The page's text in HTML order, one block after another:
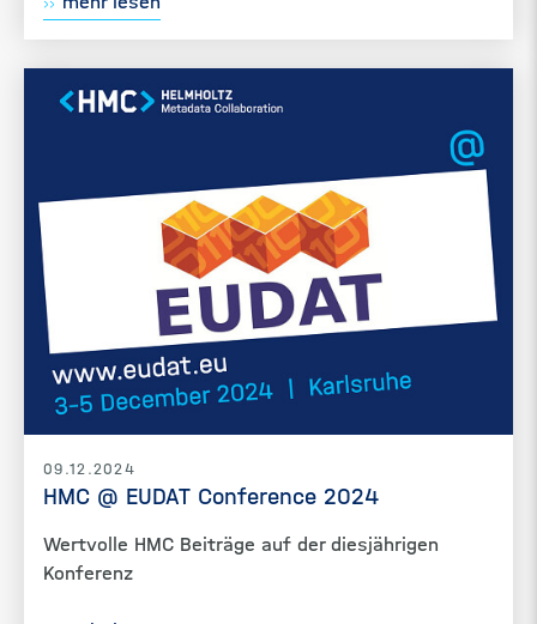
09.12.2024
HMC @ EUDAT Conference 2024
Wertvolle HMC Beiträge auf der diesjährigen
Konferenz